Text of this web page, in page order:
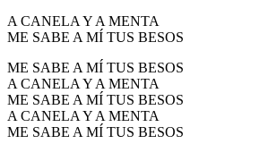
A CANELA Y A MENTA
ME SABE A MÍ TUS BESOS
ME SABE A MÍ TUS BESOS
A CANELA Y A MENTA
ME SABE A MÍ TUS BESOS
A CANELA Y A MENTA
ME SABE A MÍ TUS BESOS